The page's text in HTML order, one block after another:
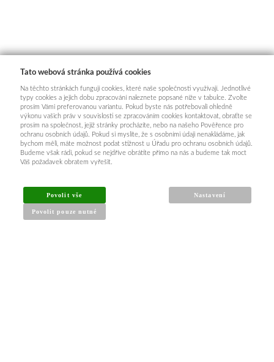
INFORMACE PRO KUPUJÍCÍ
Obchodní podmínky
Tato webová stránka používá cookies
Na těchto stránkách fungují cookies, které naše společnosti využívají. Jednotlivé
typy cookies a jejich dobu zpracování naleznete popsané níže v tabulce. Zvolte
prosím Vámi preferovanou variantu. Pokud byste nás potřebovali ohledně
výkonu vašich práv v souvislosti se zpracováním cookies kontaktovat, obraťte se
prosím na společnost, jejíž stránky procházíte, nebo na našeho Pověřence pro
ochranu osobních údajů. Pokud si myslíte, že s osobními údaji nenakládáme, jak
bychom měli, máte možnost podat stížnost u Úřadu pro ochranu osobních údajů.
Budeme však rádi, pokud se nejdříve obrátíte přímo na nás a budeme tak moct
Váš požadavek obratem vyřešit.
Povolit vše
Povolit pouze nutné
Nastavení